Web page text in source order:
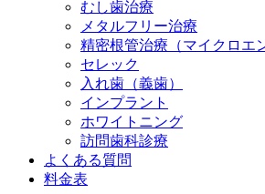
むし歯治療
メタルフリー治療
精密根管治療（マイクロエ
セレック
入れ歯（義歯）
インプラント
ホワイトニング
訪問歯科診療
よくある質問
料金表